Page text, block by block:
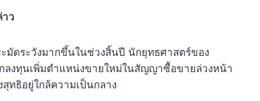
ว
ดระวังมากขึ้นในช่วงสิ้นปี นักยุทธศาสตร์ของ
ลงทุนเพิ่มตําแหน่งขายใหม่ในสัญญาซื้อขายล่วงหน้า
ทธิอยู่ใกล้ความเป็นกลาง